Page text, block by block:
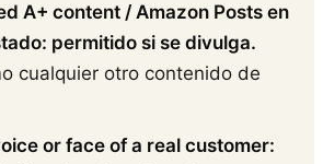
A+ content / Amazon Posts en
permitido si se divulga.
cualquier otro contenido de
or face of a real customer: